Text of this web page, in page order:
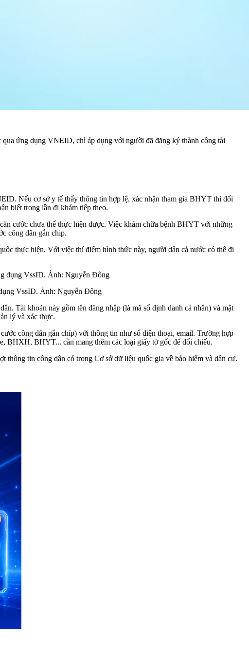
ứng dụng VNEID, chỉ áp dụng với người đã đăng ký thành công tài
Nếu cơ sở y tế thấy thông tin hợp lệ, xác nhận tham gia BHYT thì đối
biết trong lần đi khám tiếp theo.
cước chưa thể thực hiện được. Việc khám chữa bệnh BHYT với những
công dân gắn chip.
thực hiện. Với việc thí điểm hình thức này, người dân cả nước có thể đi
VssID. Ảnh: Nguyễn Đông
Tài khoản này gồm tên đăng nhập (là mã số định danh cá nhân) và mật
lý và xác thực.
công dân gắn chíp) với thông tin như số điện thoại, email. Trường hợp
BHXH, BHYT... cần mang thêm các loại giấy tờ gốc để đối chiếu.
tin công dân có trong Cơ sở dữ liệu quốc gia về bảo hiểm và dân cư.